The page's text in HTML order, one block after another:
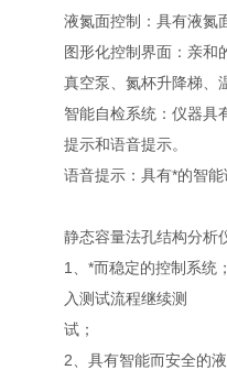
液氮面控制：具有液氮
图形化控制界面：亲和
真空泵、氮杯升降梯、
智能自检系统：仪器具
提示和语音提示。
语音提示：具有*的智
静态容量法孔结构分析
1、*而稳定的控制系统
入测试流程继续测
试；
2、具有智能而安全的